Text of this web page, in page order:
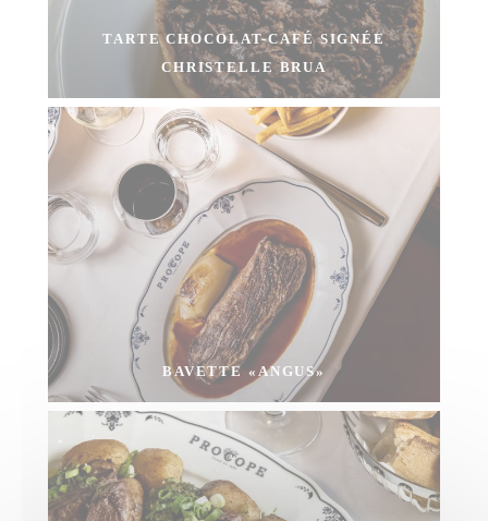
TARTE CHOCOLAT-CAFÉ SIGNÉE
CHRISTELLE BRUA
BAVETTE «ANGUS»